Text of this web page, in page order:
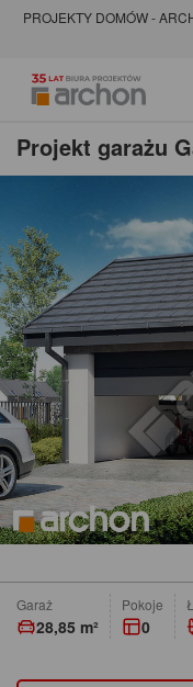
PROJEKTY DOMÓW -
Projekt garażu
Garaż
28,85 m²
pokoje
0